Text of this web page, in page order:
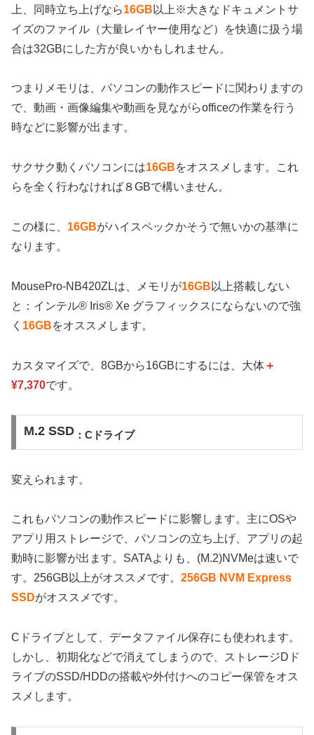
上、同時立ち上げなら16GB 以上※大きなドキュメントサ
イズのファイル（大量レイヤー使用など）を快適に扱う場
合は32GBにした方が良いかもしれません。
つまりメモリは、パソコンの動作スピードに関わりますの
で、動画・画像編集や動画を見ながらofficeの作業を行う
時などに影響が出ます。
サクサク動くパソコンには16GBをオススメします。これ
らを全く行わなければ８GBで構いません。
この様に、 16GBがハイスペックかそうで無いかの基準に
なります。
MousePro-NB420ZLは、メモリが16GB 以上搭載しない
と：インテル® Iris® Xe グラフィックスにならないので強
く 16GBをオススメします。
カスタマイズで、8GBから16GBにするには、大体 ＋
¥7,370です。
M.2 SSD：Cドライブ
変えられます。
これもパソコンの動作スピードに影響します。主にOSや
アプリ用ストレージで、パソコンの立ち上げ、アプリの起
動時に影響が出ます。SATAよりも、(M.2)NVMeは速いで
す。256GB以上がオススメです。 256GB NVM Express
SSDがオススメです。
Cドライブとして、データファイル保存にも使われます。
しかし、初期化などで消えてしまうので、ストレージDド
ライブのSSD/HDDの搭載や外付けへのコピー保管をオス
スメします。